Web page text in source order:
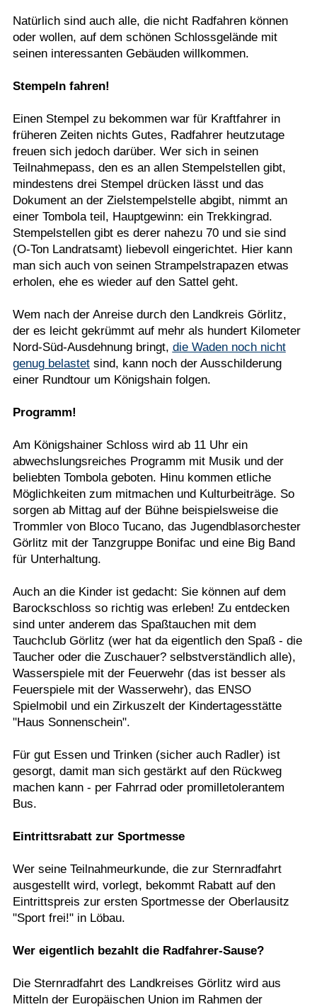
Natürlich sind auch alle, die nicht Radfahren können
oder wollen, auf dem schönen Schlossgelände mit
seinen interessanten Gebäuden willkommen.
Stempeln fahren!
Einen Stempel zu bekommen war für Kraftfahrer in
früheren Zeiten nichts Gutes, Radfahrer heutzutage
freuen sich jedoch darüber. Wer sich in seinen
Teilnahmepass, den es an allen Stempelstellen gibt,
mindestens drei Stempel drücken lässt und das
Dokument an der Zielstempelstelle abgibt, nimmt an
einer Tombola teil, Hauptgewinn: ein Trekkingrad.
Stempelstellen gibt es derer nahezu 70 und sie sind
(O-Ton Landratsamt) liebevoll eingerichtet. Hier kann
man sich auch von seinen Strampelstrapazen etwas
erholen, ehe es wieder auf den Sattel geht.
Wem nach der Anreise durch den Landkreis Görlitz,
der es leicht gekrümmt auf mehr als hundert Kilometer
Nord-Süd-Ausdehnung bringt, die Waden noch nicht
genug belastetsind, kann noch der Ausschilderung
einer Rundtour um Königshain folgen.
Programm!
Am Königshainer Schloss wird ab 11 Uhr ein
abwechslungsreiches Programm mit Musik und der
beliebten Tombola geboten. Hinu kommen etliche
Möglichkeiten zum mitmachen und Kulturbeiträge. So
sorgen ab Mittag auf der Bühne beispielsweise die
Trommler von Bloco Tucano, das Jugendblasorchester
Görlitz mit der Tanzgruppe Bonifac und eine Big Band
für Unterhaltung.
Auch an die Kinder ist gedacht: Sie können auf dem
Barockschloss so richtig was erleben! Zu entdecken
sind unter anderem das Spaßtauchen mit dem
Tauchclub Görlitz (wer hat da eigentlich den Spaß - die
Taucher oder die Zuschauer? selbstverständlich alle),
Wasserspiele mit der Feuerwehr (das ist besser als
Feuerspiele mit der Wasserwehr), das ENSO
Spielmobil und ein Zirkuszelt der Kindertagesstätte
"Haus Sonnenschein".
Für gut Essen und Trinken (sicher auch Radler) ist
gesorgt, damit man sich gestärkt auf den Rückweg
machen kann - per Fahrrad oder promilletolerantem
Bus.
Eintrittsrabatt zur Sportmesse
Wer seine Teilnahmeurkunde, die zur Sternradfahrt
ausgestellt wird, vorlegt, bekommt Rabatt auf den
Eintrittspreis zur ersten Sportmesse der Oberlausitz
"Sport frei!" in Löbau.
Wer eigentlich bezahlt die Radfahrer-Sause?
Die Sternradfahrt des Landkreises Görlitz wird aus
Mitteln der Europäischen Union im Rahmen der